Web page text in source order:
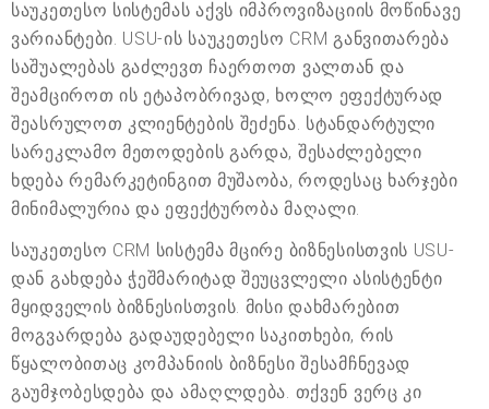
საუკეთესო სისტემას აქვს იმპროვიზაციის მოწინავე
ვარიანტები. USU-ის საუკეთესო CRM განვითარება
საშუალებას გაძლევთ ჩაერთოთ ვალთან და
შეამციროთ ის ეტაპობრივად, ხოლო ეფექტურად
შეასრულოთ კლიენტების შეძენა. სტანდარტული
სარეკლამო მეთოდების გარდა, შესაძლებელი
ხდება რემარკეტინგით მუშაობა, როდესაც ხარჯები
მინიმალურია და ეფექტურობა მაღალი.
საუკეთესო CRM სისტემა მცირე ბიზნესისთვის USU-
დან გახდება ჭეშმარიტად შეუცვლელი ასისტენტი
მყიდველის ბიზნესისთვის. მისი დახმარებით
მოგვარდება გადაუდებელი საკითხები, რის
წყალობითაც კომპანიის ბიზნესი შესამჩნევად
გაუმჯობესდება და ამაღლდება. თქვენ ვერც კი